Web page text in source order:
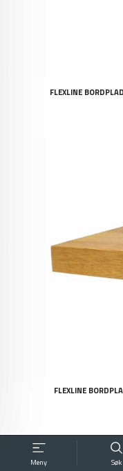
Meny Søk
FLEXLINE
FLEXLINE